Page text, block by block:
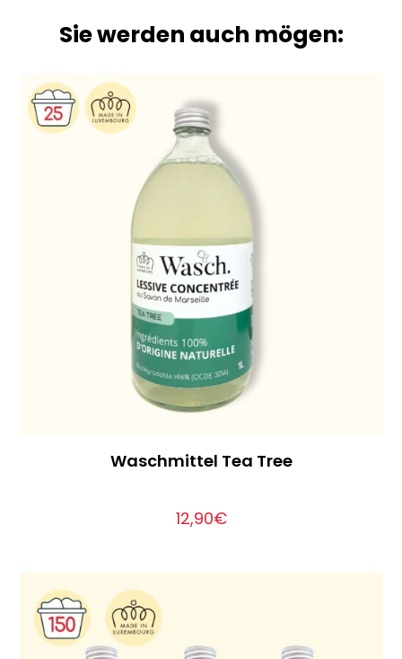
Sie werden auch mögen:
Waschmittel Tea Tree
12,90€